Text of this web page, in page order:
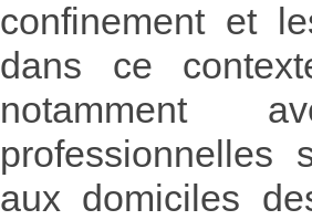
confinement et
dans ce
notamment
professionnelles
aux domiciles